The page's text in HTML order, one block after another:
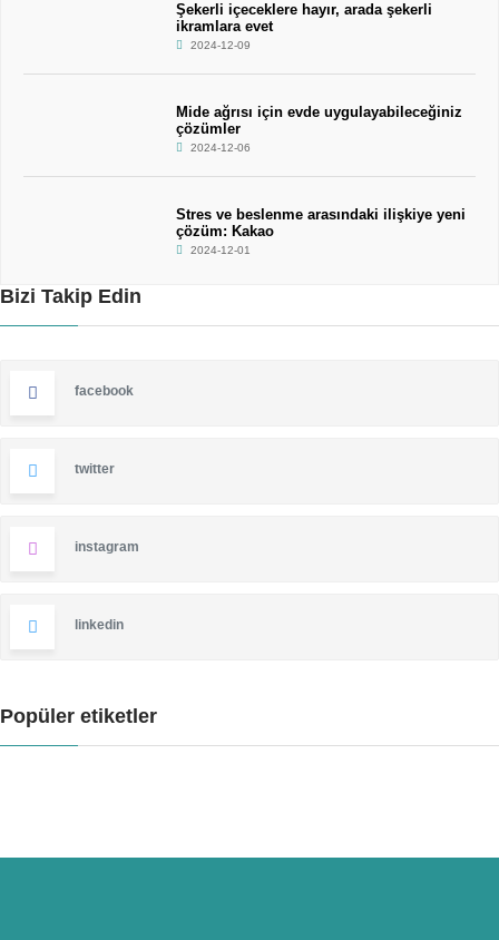
Şekerli içeceklere hayır, arada şekerli
ikramlara evet
2024-12-09
Mide ağrısı için evde uygulayabileceğiniz
çözümler
2024-12-06
Stres ve beslenme arasındaki ilişkiye yeni
çözüm: Kakao
2024-12-01
Bizi Takip Edin
facebook
twitter
instagram
linkedin
Popüler etiketler